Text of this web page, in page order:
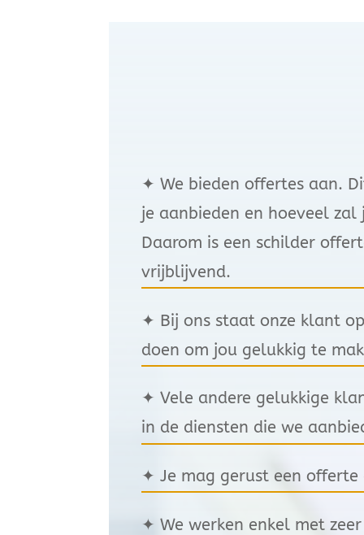
✦We bieden offertes aan.
je aanbieden en hoeveel
Daarom is een schilder
vrijblijvend.
✦ Bij ons staat onze klant
doen om jou gelukkig te
✦Vele andere gelukkige
in de diensten die we
✦Je mag gerust een
✦We werken enkel met